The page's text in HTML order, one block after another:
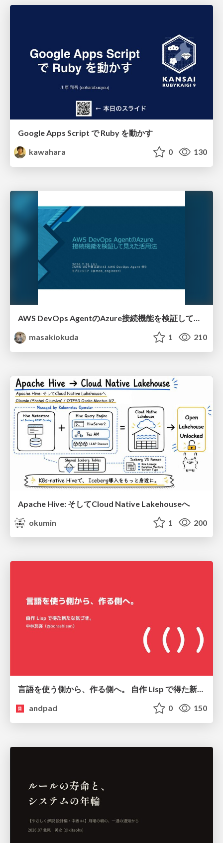
Google Apps Script で Ruby を動かす
kawahara
0 130
AWS DevOps AgentのAzure接続機能を検証して見えた活用法／Use Cases Verified for the AWS DevOps Agent's Azure Connectivity Feature
masakiokuda
1 210
Apache Hive: そしてCloud Native Lakehouseへ
okumin
1 200
言語を使う側から、作る側へ。 自作 Lisp で得た新たな気づき。
andpad
0 150